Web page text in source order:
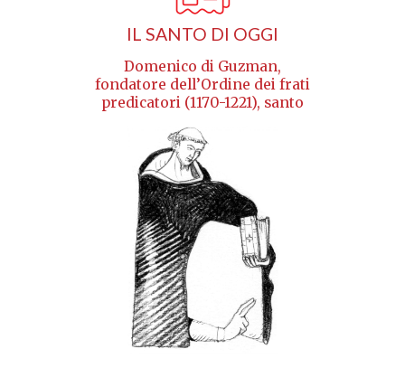
IL SANTO DI OGGI
Domenico di Guzman,
fondatore dell’Ordine dei frati
predicatori (1170-1221), santo